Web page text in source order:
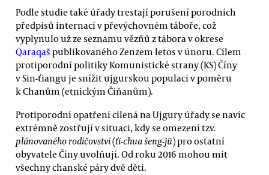
Podle studie také úřady trestají porušení porodních
předpisů internací v převýchovném táboře, což
vyplynulo už ze seznamu vězňů z tábora v okrese
Qaraqaš publikovaného Zenzem letos v únoru. Cílem
protiporodní politiky Komunistické strany (KS) Číny
v Sin-ťiangu je snížit ujgurskou populaci v poměru
k Chanům (etnickým Číňanům).
Protiporodní opatření cílená na Ujgury úřady se navíc
extrémně zostřují v situaci, kdy se omezení tzv.
plánovaného rodičovství(ťi-chua šeng-jü) pro ostatní
obyvatele Číny uvolňují. Od roku 2016 mohou mít
všechny chanské páry dvě děti.